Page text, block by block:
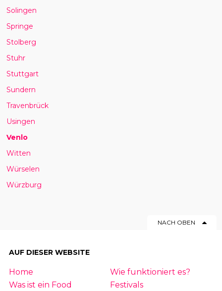
Solingen
Springe
Stolberg
Stuhr
Stuttgart
Sundern
Travenbrück
Usingen
Venlo
Witten
Würselen
Würzburg
NACH OBEN
AUF DIESER WEBSITE
Home
Wie funktioniert es?
Was ist ein Food
Festivals